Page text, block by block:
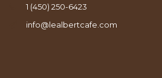
1 (450) 250-6423
info@lealbertcafe.com